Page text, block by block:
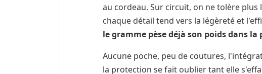
au cordeau. Sur circuit, on ne tolère
chaque détail tend vers la légèreté et
le gramme pèse déjà son poids dans la
Aucune poche, peu de coutures,
la protection se fait oublier tant elle